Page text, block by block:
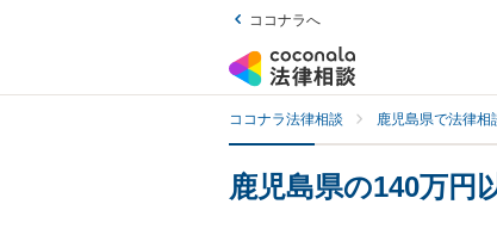
ココナラへ
ココナラ法律相談 鹿児島県で法律相
鹿児島県の140万円